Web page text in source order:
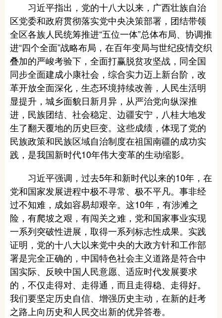
习近平指出，党的十八大以来，广西壮族自治
区党委和政府贯彻落实党中央决策部署，团结带领
全区各族人民统筹推进“五位一体”总体布局、协调推
进“四个全面”战略布局，在百年变局与世纪疫情交织
叠加的严峻考验下，全面打赢脱贫攻坚战，同全国
同步全面建成小康社会，综合实力迈上新台阶，改
革开放全面深化，生态环境持续改善，人民生活明
显提升，城乡面貌日新月异，从严治党向纵深推
进，民族团结、社会稳定、边疆安宁，八桂大地发
生了翻天覆地的历史巨变。这些成绩，体现了党的
民族政策和民族区域自治制度在祖国南疆的成功实
践，是我国新时代10年伟大变革的生动缩影。
习近平强调，过去5年和新时代以来的10年，在
党和国家发展进程中极不寻常、极不平凡。事非经
过不知难，成如容易却艰辛。这10年，有涉滩之
险，有爬坡之艰，有闯关之难，党和国家事业实现
一系列突破性进展，取得一系列标志性成果。实践
证明，党的十八大以来党中央的大政方针和工作部
署是完全正确的，中国特色社会主义道路是符合中
国实际、反映中国人民意愿、适应时代发展要求
的，不仅走得对、走得通，而且走得稳、走得好。
我们要坚定历史自信、增强历史主动，在新的赶考
之路上向历史和人民交出新的优异答卷。